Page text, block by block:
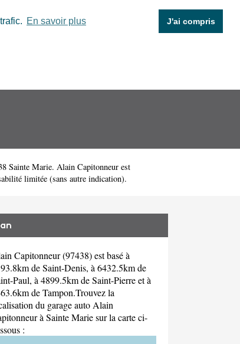
En savoir plus J'ai compris
Sainte Marie. Alain Capitonneur est
limitée (sans autre indication).
Capitonneur (97438) est basé à
de Saint-Denis, à 6432.5km de
Paul, à 4899.5km de Saint-Pierre et à
de Tampon.Trouvez la
du garage auto Alain
à Sainte Marie sur la carte ci-
: